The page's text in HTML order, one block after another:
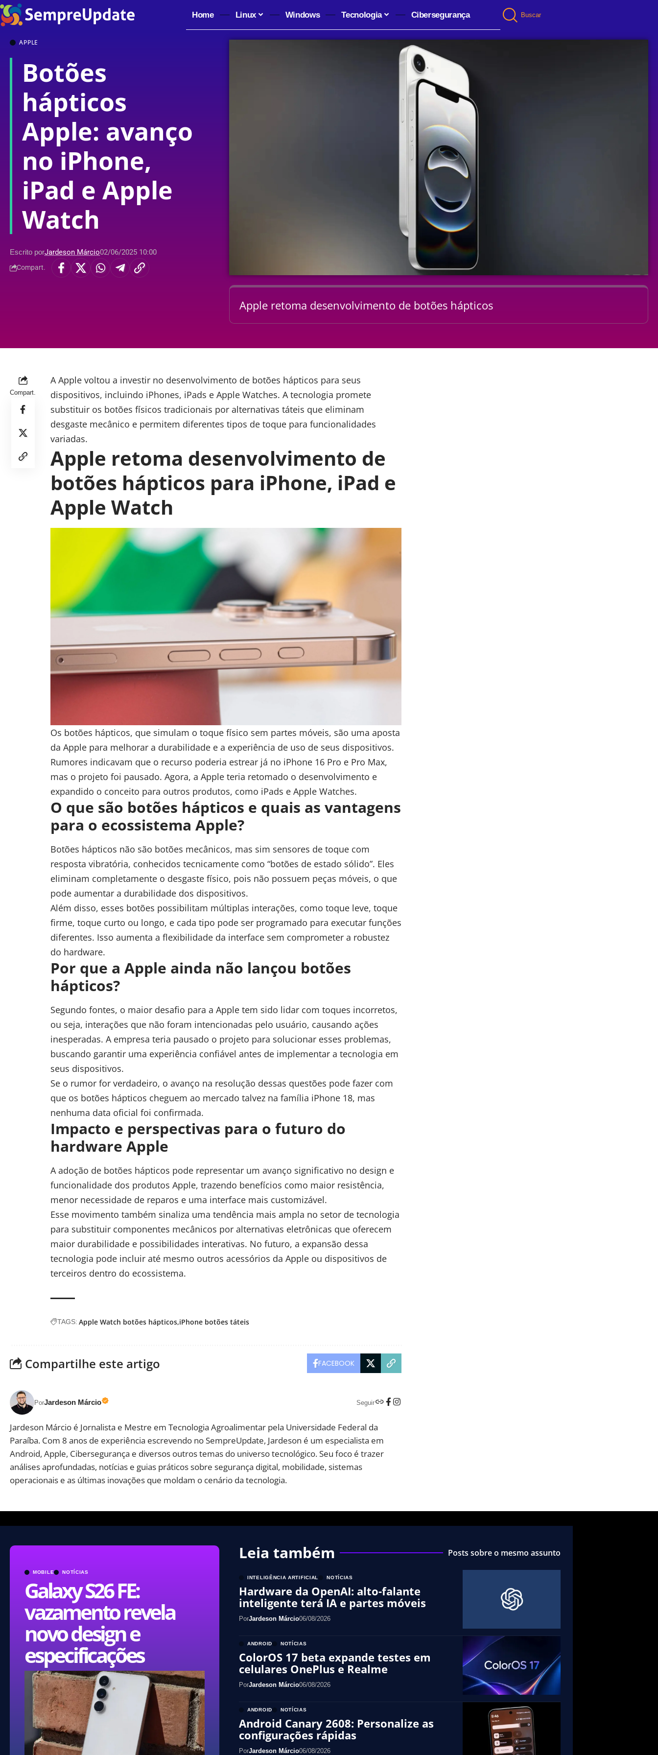
Home Linux Windows Tecnologia Cibersegurança Buscar
APPLE
Botões
hápticos
Apple: avanço
no iPhone,
iPad e Apple
Watch
Escrito porJardeson Márcio02/06/2025 10:00
Compart.
Apple retoma desenvolvimento de botões hápticos
Compart.
AApple voltou a investir no desenvolvimento de botões hápticos para seus
dispositivos, incluindo iPhones, iPads e Apple Watches. A tecnologia promete
substituir os botões físicos tradicionais por alternativas táteis que eliminam
desgaste mecânico e permitem diferentes tipos de toque para funcionalidades
variadas.
Apple retoma desenvolvimento de
botões hápticos para iPhone, iPad e
Apple Watch
Os botões hápticos, que simulam o toque físico sem partes móveis, são uma aposta
da Apple para melhorar a durabilidade e a experiência de uso de seus dispositivos.
Rumores indicavam que o recurso poderia estrear já no iPhone 16 Pro e Pro Max,
mas o projeto foi pausado. Agora, a Apple teria retomado o desenvolvimento e
expandido o conceito para outros produtos, como iPads e Apple Watches.
O que são botões hápticos e quais as vantagens
para o ecossistema Apple?
Botões hápticos não são botões mecânicos, mas sim sensores de toque com
resposta vibratória, conhecidos tecnicamente como “botões de estado sólido”. Eles
eliminam completamente o desgaste físico, pois não possuem peças móveis, o que
pode aumentar a durabilidade dos dispositivos.
Além disso, esses botões possibilitam múltiplas interações, como toque leve, toque
firme, toque curto ou longo, e cada tipo pode ser programado para executar funções
diferentes. Isso aumenta a flexibilidade da interface sem comprometer a robustez
do hardware.
Por que a Apple ainda não lançou botões
hápticos?
Segundo fontes, o maior desafio para a Apple tem sido lidar com toques incorretos,
ou seja, interações que não foram intencionadas pelo usuário, causando ações
inesperadas. A empresa teria pausado o projeto para solucionar esses problemas,
buscando garantir uma experiência confiável antes de implementar a tecnologia em
seus dispositivos.
Se o rumor for verdadeiro, o avanço na resolução dessas questões pode fazer com
que os botões hápticos cheguem ao mercado talvez na família iPhone 18, mas
nenhuma data oficial foi confirmada.
Impacto e perspectivas para o futuro do
hardware Apple
A adoção de botões hápticos pode representar um avanço significativo no design e
funcionalidade dos produtos Apple, trazendo benefícios como maior resistência,
menor necessidade de reparos e uma interface mais customizável.
Esse movimento também sinaliza uma tendência mais ampla no setor de tecnologia
para substituir componentes mecânicos por alternativas eletrônicas que oferecem
maior durabilidade e possibilidades interativas. No futuro, a expansão dessa
tecnologia pode incluir até mesmo outros acessórios da Apple ou dispositivos de
terceiros dentro do ecossistema.
TAGS: Apple Watch botões hápticos iPhone botões táteis
Compartilhe este artigo FACEBOOK
PorJardeson Márcio Seguir
Jardeson Márcio é Jornalista e Mestre em Tecnologia Agroalimentar pela Universidade Federal da
Paraíba. Com 8 anos de experiência escrevendo no SempreUpdate, Jardeson é um especialista em
Android, Apple, Cibersegurança e diversos outros temas do universo tecnológico. Seu foco é trazer
análises aprofundadas, notícias e guias práticos sobre segurança digital, mobilidade, sistemas
operacionais e as últimas inovações que moldam o cenário da tecnologia.
MOBILE NOTÍCIAS
Galaxy S26 FE:
vazamento revela
novo design e
especificações
Leia também Posts sobre o mesmo assunto
INTELIGÊNCIA ARTIFICIAL NOTÍCIAS
Hardware da OpenAI: alto-falante
inteligente terá IA e partes móveis
PorJardeson Márcio06/08/2026
ANDROID NOTÍCIAS
ColorOS 17 beta expande testes em
celulares OnePlus e Realme
PorJardeson Márcio06/08/2026
ANDROID NOTÍCIAS
Android Canary 2608: Personalize as
configurações rápidas
PorJardeson Márcio06/08/2026